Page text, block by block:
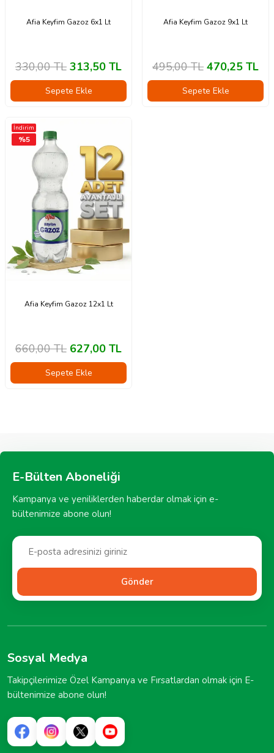
Afia Keyfim Gazoz 6x1 Lt
330,00TL 313,50 TL
Sepete Ekle
Afia Keyfim Gazoz 9x1 Lt
495,00TL 470,25 TL
Sepete Ekle
İndirim
%5
Afia Keyfim Gazoz 12x1 Lt
660,00TL 627,00 TL
Sepete Ekle
E-Bülten Aboneliği
Kampanya ve yeniliklerden haberdar olmak için e-
bültenimize abone olun!
Gönder
Sosyal Medya
Takipçilerimize Özel Kampanya ve Fırsatlardan olmak için E-
bültenimize abone olun!